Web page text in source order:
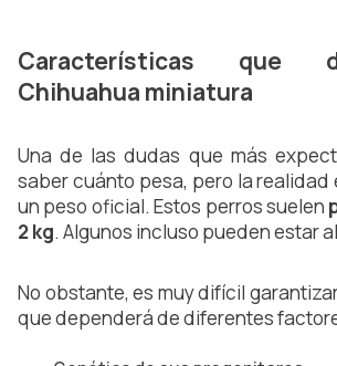
Características que
Chihuahua miniatura
Una de las dudas que más
saber cuánto pesa, pero la realidad
un peso oficial. Estos perros suelen
2 kg. Algunos incluso pueden estar
No obstante, es muy difícil
que dependerá de diferentes